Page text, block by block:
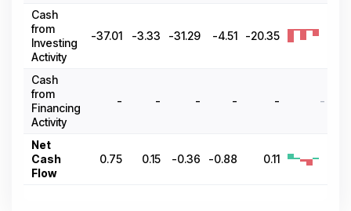
Cash
from
Investing
Activity
-37.01 -3.33 -31.29 -4.51 -20.35
Cash
from
Financing
Activity
- - - - - -
Net
Cash
Flow
0.75 0.15 -0.36 -0.88 0.11